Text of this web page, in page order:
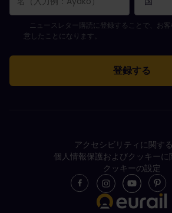
購読登録が完了しました。
Eメールアドレス欄は必須項目です。
Eメールアドレスが正しくありません。
ニュースレターの購読登録中にエラーが発生
すでにこのニュースレターを購読されています
ニュースレターを購読するには規約条件に同意
ニュースレター購読に登録することで、お
意したことになります。
アクセシビリティに関す
個人情報保護およびクッキーに
クッキーの設定